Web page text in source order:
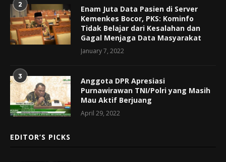
2
Enam Juta Data Pasien di Server
Kemenkes Bocor, PKS: Kominfo
Tidak Belajar dari Kesalahan dan
Gagal Menjaga Data Masyarakat
January 7, 2022
3
Anggota DPR Apresiasi
Purnawirawan TNI/Polri yang Masih
Mau Aktif Berjuang
April 29, 2022
EDITOR’S PICKS